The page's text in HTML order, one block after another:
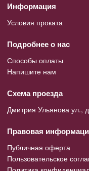
Информация
Условия проката
Подробнее о нас
Способы оплаты
Напишите нам
Схема проезда
Дмитрия Ульянова ул.,
Правовая
Публичная оферта
Пользовательское